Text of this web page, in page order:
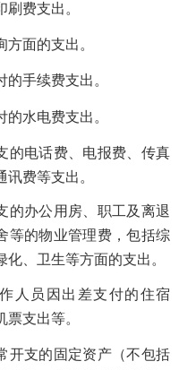
刷费支出。
方面的支出。
的手续费支出。
的水电费支出。
的电话费、电报费、传真
讯费等支出。
的办公用房、职工及离退
等的物业管理费，包括综
化、卫生等方面的支出。
人员因出差支付的住宿
票支出等。
开支的固定资产（不包括